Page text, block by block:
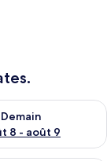
8
Demain
8 - août 9
pour